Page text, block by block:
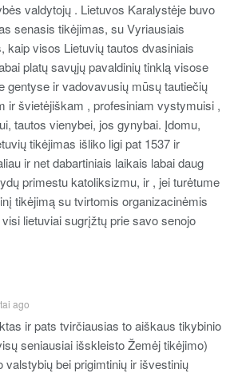
valdytojų . Lietuvos Karalystėje buvo
senasis tikėjimas, su Vyriausiais
kaip visos Lietuvių tautos dvasiniais
platų savųjų pavaldinių tinklą visose
gentyse ir vadovavusių mūsų tautiečių
ir švietėjiškam , profesiniam vystymuisi ,
tautos vienybei, jos gynybai. Įdomu,
tikėjimas išliko ligi pat 1537 ir
ir net dabartiniais laikais labai daug
primestu katoliksizmu, ir , jei turėtume
tikėjimą su tvirtomis organizacinėmis
lietuviai sugrįžtų prie savo senojo
ago
ir pats tvirčiausias to aiškaus tikybinio
seniausiai išskleisto Žemėj tikėjimo)
valstybių bei prigimtinių ir išvestinių